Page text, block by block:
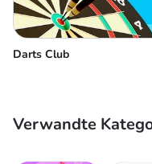
Darts Club
Verwandte